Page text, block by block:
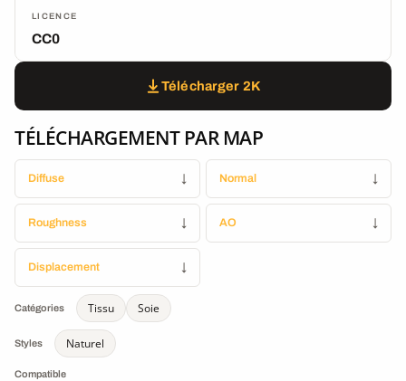
LICENCE
CC0
Télécharger 2K
TÉLÉCHARGEMENT PAR MAP
Diffuse ↓ Normal ↓
Roughness ↓ AO ↓
Displacement ↓
Catégories Tissu Soie
Styles Naturel
Compatible